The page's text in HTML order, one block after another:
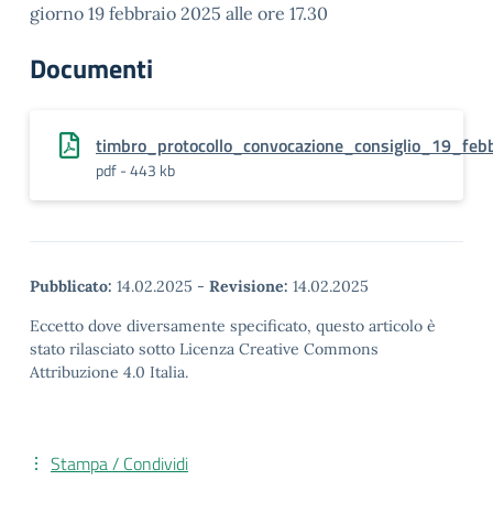
giorno 19 febbraio 2025 alle ore 17.30
Documenti
pdf - 443 kb
Pubblicato: 14.02.2025 - Revisione: 14.02.2025
Eccetto dove diversamente specificato, questo articolo è
stato rilasciato sotto Licenza Creative Commons
Attribuzione 4.0 Italia.
Stampa / Condividi